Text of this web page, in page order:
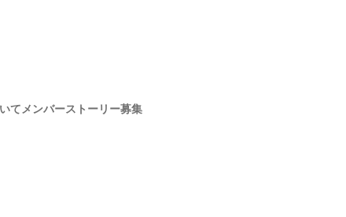
て メンバーストーリー募集